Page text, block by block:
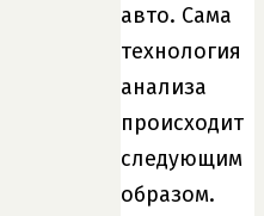
авто. Сама
технология
анализа
происходит
следующим
образом.